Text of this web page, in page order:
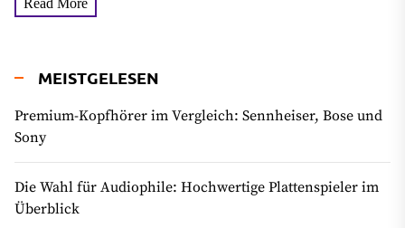
Read More
MEISTGELESEN
Premium-Kopfhörer im Vergleich: Sennheiser, Bose und
Sony
Die Wahl für Audiophile: Hochwertige Plattenspieler im
Überblick